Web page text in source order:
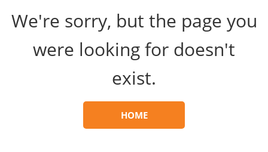
We're sorry, but the page you
were looking for doesn't
exist.
HOME